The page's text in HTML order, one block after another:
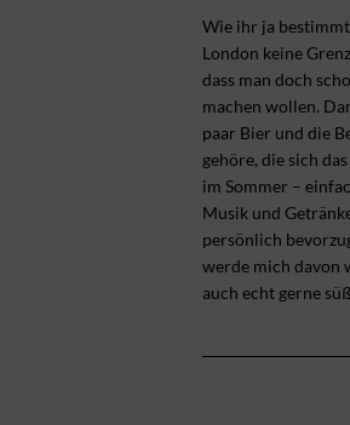
Wie ihr ja
London keine
dass man doch
machen wollen.
paar Bier und die
gehöre, die sich
im Sommer –
Musik und
persönlich
werde mich davon
auch echt gerne